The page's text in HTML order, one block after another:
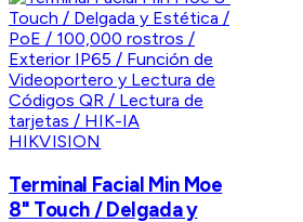
HIKVISION
Terminal Facial Min Moe
8" Touch / Delgada y